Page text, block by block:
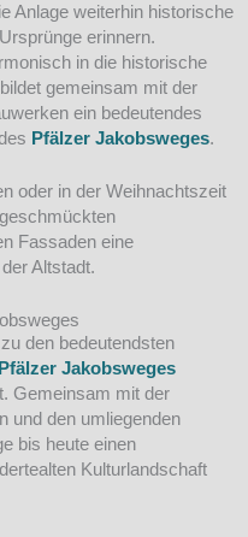
Anlage weiterhin historische
erinnern.
in die historische
gemeinsam mit der
ein bedeutendes
Pfälzer Jakobsweges.
oder in der Weihnachtszeit
Fassaden eine
Altstadt.
den bedeutendsten
Pfälzer Jakobsweges
Gemeinsam mit der
und den umliegenden
bis heute einen
Kulturlandschaft